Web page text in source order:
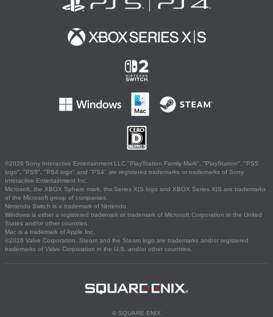
©2026 Sony Interactive Entertainment LLC."PlayStation Family Mark", "PlayStation", "PS5
logo", "PS5", "PS4 logo" and "PS4" are registered trademarks or trademarks of Sony
Interactive Entertainment Inc.
Microsoft, the XBOX Sphere mark, the Series X|S logo and XBOX Series X|S are trademarks
of the Microsoft group of companies.
Nintendo Switch is a trademark of Nintendo.
Windows is either a registered trademark or trademark of Microsoft Corporation in the United
States and/or other countries.
Mac is a trademark of Apple Inc.
©2026 Valve Corporation. Steam and the Steam logo are trademarks and/or registered
trademarks of Valve Corporation in the U.S. and/or other countries.
© SQUARE ENIX